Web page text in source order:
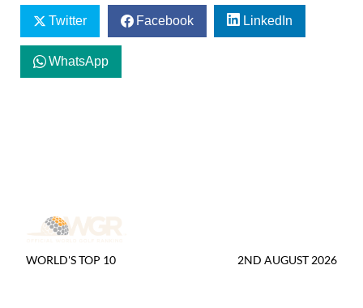
Twitter Facebook LinkedIn
WhatsApp